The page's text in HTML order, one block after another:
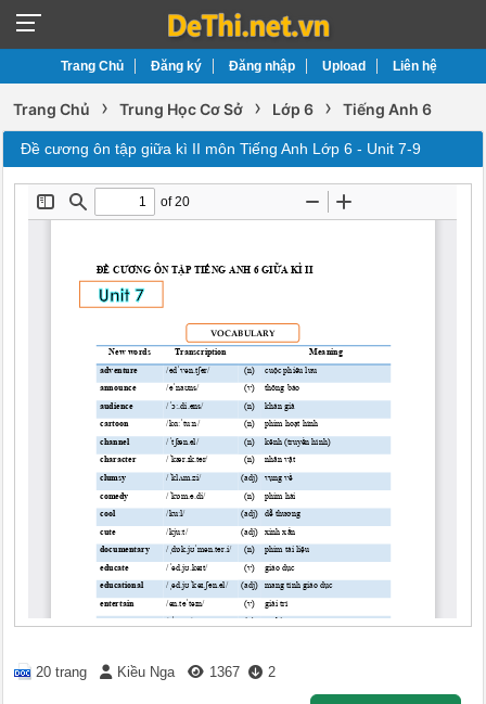
Trang Chủ Đăng ký Đăng nhập Upload Liên hệ
Trang Chủ › Trung Học Cơ Sở › Lớp 6 › Tiếng Anh 6
Đề cương ôn tập giữa kì II môn Tiếng Anh Lớp 6 - Unit 7-9
20 trang Kiều Nga 1367 2